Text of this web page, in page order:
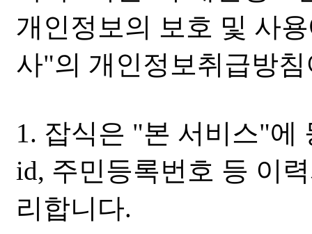
개인정보의 보호 및 사
사"의 개인정보취급방
1. 잡식은 "본 서비스"에
id, 주민등록번호 등 이
리합니다.